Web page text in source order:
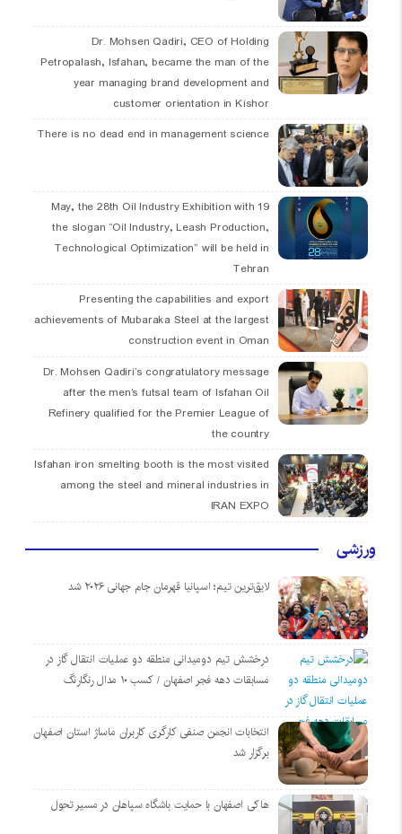
Dr. Mohsen Qadiri, CEO of Holding
Petropalash, Isfahan, became the man of the
year managing brand development and
customer orientation in Kishor
There is no dead end in management science
19 May, the 28th Oil Industry Exhibition with
the slogan “Oil Industry, Leash Production,
Technological Optimization” will be held in
Tehran
Presenting the capabilities and export
achievements of Mubaraka Steel at the largest
construction event in Oman
Dr. Mohsen Qadiri’s congratulatory message
after the men’s futsal team of Isfahan Oil
Refinery qualified for the Premier League of
the country
Isfahan iron smelting booth is the most visited
among the steel and mineral industries in
IRAN EXPO
ورزشی
لایق‌ترین تیم؛ اسپانیا قهرمان جام جهانی ۲۰۲۶ شد
درخشش تیم دومیدانی منطقه دو عملیات انتقال گاز در
مسابقات دهه فجر اصفهان / کسب ۱۰ مدال رنگارنگ
انتخابات انجمن صنفی کارگری کاربران ماساژ استان اصفهان
برگزار شد
هاکی اصفهان با حمایت باشگاه سپاهان در مسیر تحول